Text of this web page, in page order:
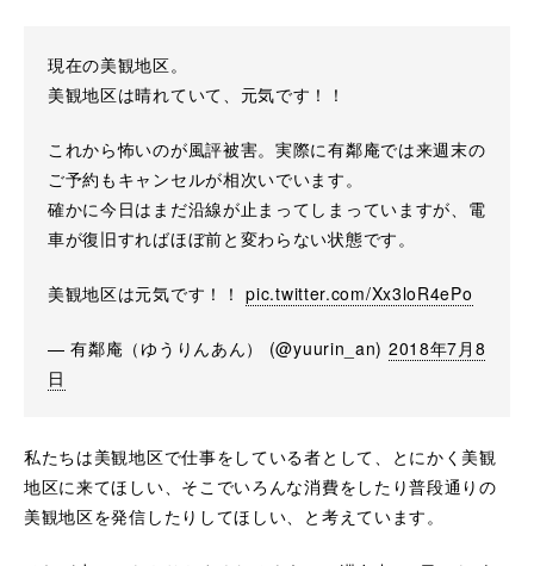
現在の美観地区。
美観地区は晴れていて、元気です！！
これから怖いのが風評被害。実際に有鄰庵では来週末の
ご予約もキャンセルが相次いでいます。
確かに今日はまだ沿線が止まってしまっていますが、電
車が復旧すればほぼ前と変わらない状態です。
美観地区は元気です！！pic.twitter.com/Xx3loR4ePo
— 有鄰庵（ゆうりんあん） (@yuurin_an) 2018年7月8
日
私たちは美観地区で仕事をしている者として、とにかく美観
地区に来てほしい、そこでいろんな消費をしたり普段通りの
美観地区を発信したりしてほしい、と考えています。